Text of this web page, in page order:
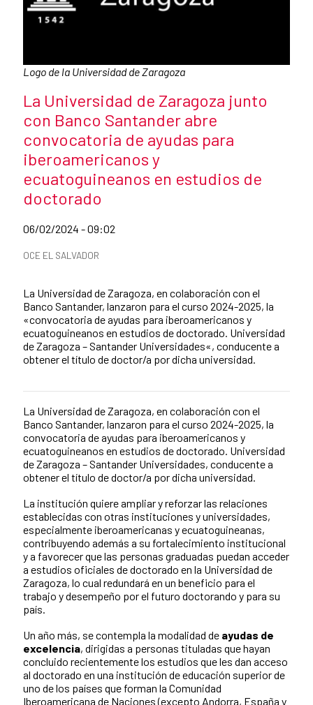
Caption:
Logo de la Universidad de Zaragoza
News title
La Universidad de Zaragoza junto
con Banco Santander abre
convocatoria de ayudas para
iberoamericanos y
ecuatoguineanos en estudios de
doctorado
Date of publication of the news item
06/02/2024 - 09:02
News categories
OCE EL SALVADOR
La Universidad de Zaragoza, en colaboración con el
Banco Santander, lanzaron para el curso 2024-2025, la
«convocatoria de ayudas para iberoamericanos y
ecuatoguineanos en estudios de doctorado. Universidad
de Zaragoza – Santander Universidades«, conducente a
obtener el título de doctor/a por dicha universidad.
News content
La Universidad de Zaragoza, en colaboración con el
Banco Santander, lanzaron para el curso 2024-2025, la
convocatoria de ayudas para iberoamericanos y
ecuatoguineanos en estudios de doctorado. Universidad
de Zaragoza – Santander Universidades, conducente a
obtener el título de doctor/a por dicha universidad.
La institución quiere ampliar y reforzar las relaciones
establecidas con otras instituciones y universidades,
especialmente iberoamericanas y ecuatoguineanas,
contribuyendo además a su fortalecimiento institucional
y a favorecer que las personas graduadas puedan acceder
a estudios oficiales de doctorado en la Universidad de
Zaragoza, lo cual redundará en un beneficio para el
trabajo y desempeño por el futuro doctorando y para su
país.
Un año más, se contempla la modalidad de ayudas de
excelencia, dirigidas a personas tituladas que hayan
concluido recientemente los estudios que les dan acceso
al doctorado en una institución de educación superior de
uno de los países que forman la Comunidad
Iberoamericana de Naciones (excepto Andorra, España y